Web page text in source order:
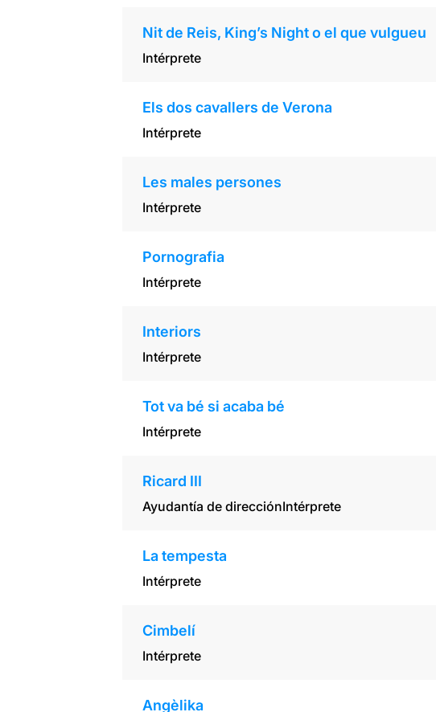
Nit de Reis, King’s Night o el que vulgueu
Intérprete
Els dos cavallers de Verona
Intérprete
Les males persones
Intérprete
Pornografia
Intérprete
Interiors
Intérprete
Tot va bé si acaba bé
Intérprete
Ricard III
Ayudantía de direcciónIntérprete
La tempesta
Intérprete
Cimbelí
Intérprete
Angèlika